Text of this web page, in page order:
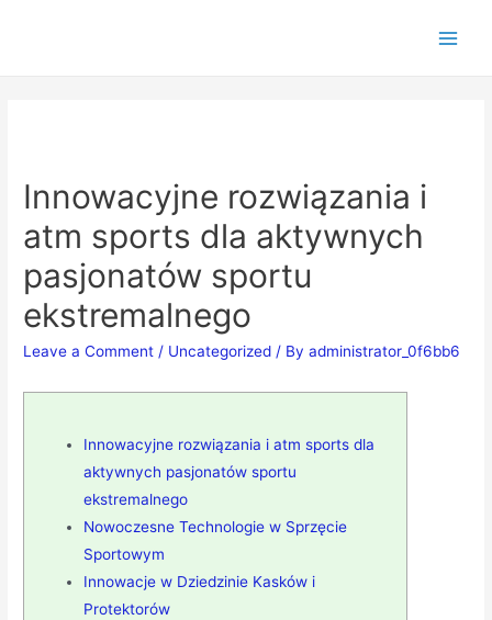
Innowacyjne rozwiązania i
atm sports dla aktywnych
pasjonatów sportu
ekstremalnego
Leave a Comment / Uncategorized / Byadministrator_0f6bb6
Innowacyjne rozwiązania i atm sports dla
aktywnych pasjonatów sportu
ekstremalnego
Nowoczesne Technologie w Sprzęcie
Sportowym
Innowacje w Dziedzinie Kasków i
Protektorów